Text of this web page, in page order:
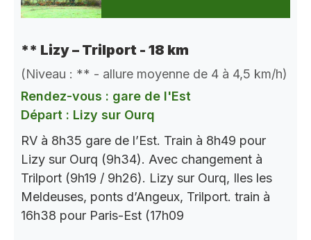
** Lizy – Trilport - 18 km
(Niveau : ** - allure moyenne de 4 à 4,5 km/h)
Rendez-vous : gare de l'Est
Départ : Lizy sur Ourq
RV à 8h35 gare de l’Est. Train à 8h49 pour
Lizy sur Ourq (9h34). Avec changement à
Trilport (9h19 / 9h26). Lizy sur Ourq, Iles les
Meldeuses, ponts d’Angeux, Trilport. train à
16h38 pour Paris-Est (17h09